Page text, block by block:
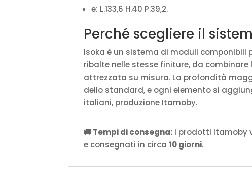
e: L.133,6 H.40 P.39,2.
Perché scegliere il
Isoka è un sistema di moduli componibili
ribalte nelle stesse finiture, da
attrezzata su misura. La profondità
dello standard, e ogni elemento si
italiani, produzione Itamoby.
🚚 Tempi di consegna: i prodotti Itamoby
e consegnati in circa10 giorni.